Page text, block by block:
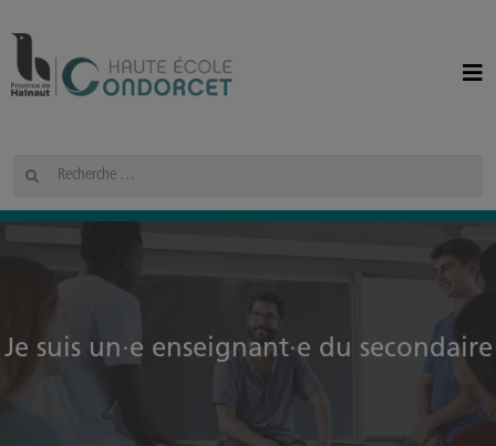
Rechercher
Je suis un·e enseignant·e du secondaire